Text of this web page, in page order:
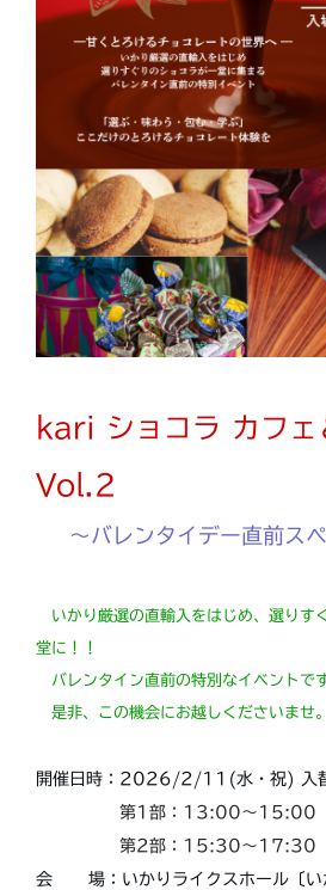
kari ショコラ カフェ
Vol.2
～バレンタイデー直前ス
いかり厳選の直輸入をはじめ、選りす
堂に！！
バレンタイン直前の特別なイベントです
是非、この機会にお越しくださいませ。
開催日時：2026/2/11(水・祝) 入
第1部：13:00～15:00
第2部：15:30～17:30
会 場：いかりライクスホール〔い